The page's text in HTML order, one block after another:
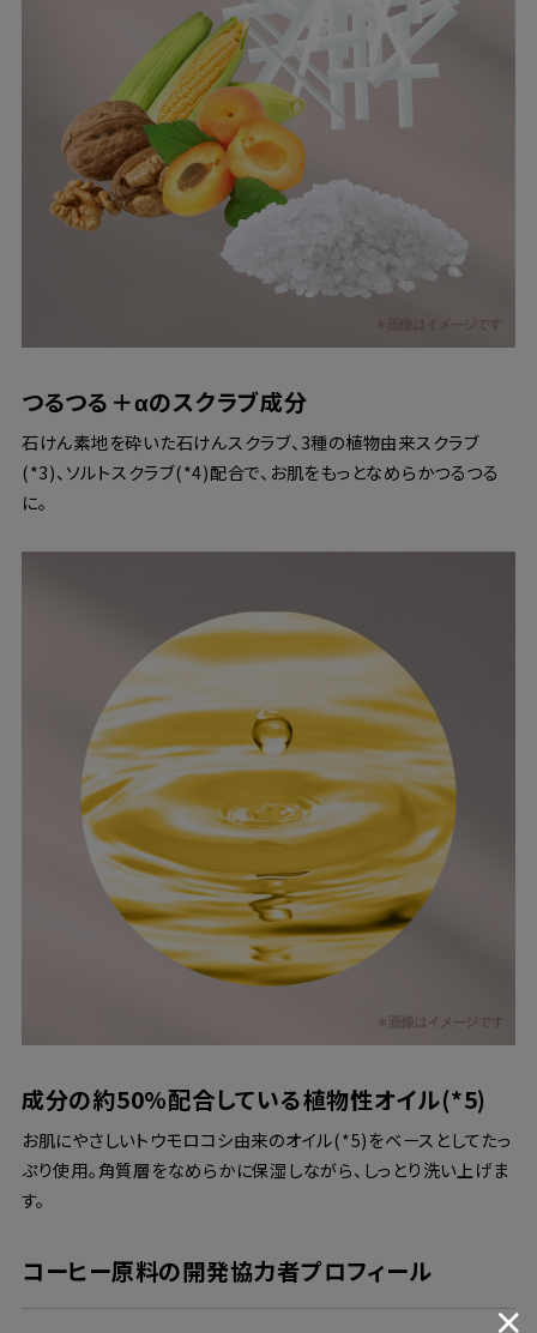
つるつる＋αのスクラブ成分
石けん素地を砕いた石けんスクラブ、3種の植物由来スクラブ
(*3)、ソルトスクラブ(*4)配合で、お肌をもっとなめらかつるつる
に。
成分の約50%配合している植物性オイル(*5)
お肌にやさしいトウモロコシ由来のオイル(*5)をベースとしてたっ
ぷり使用。角質層をなめらかに保湿しながら、しっとり洗い上げま
す。
コーヒー原料の開発協力者プロフィール